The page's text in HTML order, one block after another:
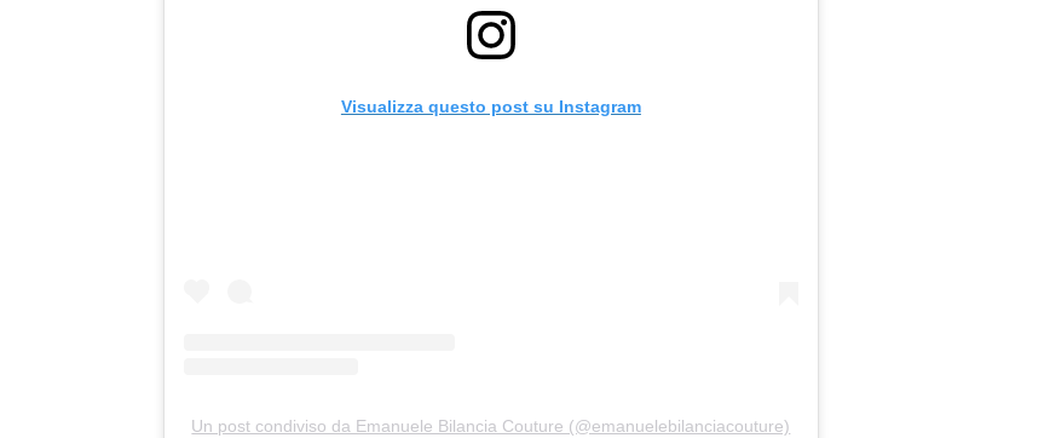
Visualizza questo post su Instagram
Un post condiviso da Emanuele Bilancia Couture (@emanuelebilanciacouture)